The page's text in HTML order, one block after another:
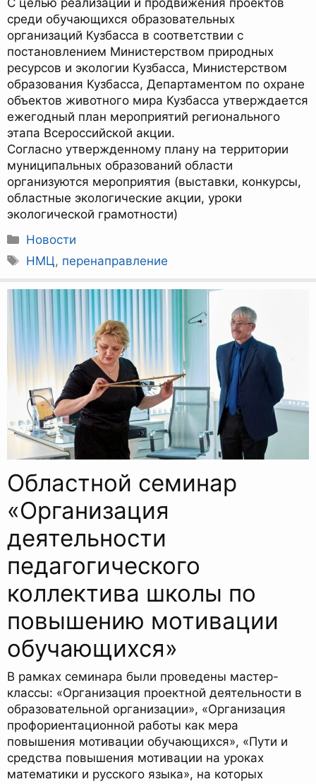
С целью реализации и продвижения проектов
среди обучающихся образовательных
организаций Кузбасса в соответствии с
постановлением Министерством природных
ресурсов и экологии Кузбасса, Министерством
образования Кузбасса, Департаментом по охране
объектов животного мира Кузбасса утверждается
ежегодный план мероприятий регионального
этапа Всероссийской акции.
Согласно утвержденному плану на территории
муниципальных образований области
организуются мероприятия (выставки, конкурсы,
областные экологические акции, уроки
экологической грамотности)
Рубрики
Новости
Метки
НМЦ, перенаправление
Областной семинар
«Организация
деятельности
педагогического
коллектива школы по
повышению мотивации
обучающихся»
В рамках семинара были проведены мастер-
классы: «Организация проектной деятельности в
образовательной организации», «Организация
профориентационной работы как мера
повышения мотивации обучающихся», «Пути и
средства повышения мотивации на уроках
математики и русского языка», на которых